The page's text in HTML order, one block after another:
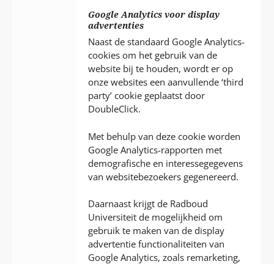
Google Analytics voor display
advertenties
Naast de standaard Google Analytics-
cookies om het gebruik van de
website bij te houden, wordt er op
onze websites een aanvullende ‘third
party’ cookie geplaatst door
DoubleClick.
Met behulp van deze cookie worden
Google Analytics-rapporten met
demografische en interessegegevens
van websitebezoekers gegenereerd.
Daarnaast krijgt de Radboud
Universiteit de mogelijkheid om
gebruik te maken van de display
advertentie functionaliteiten van
Google Analytics, zoals remarketing,